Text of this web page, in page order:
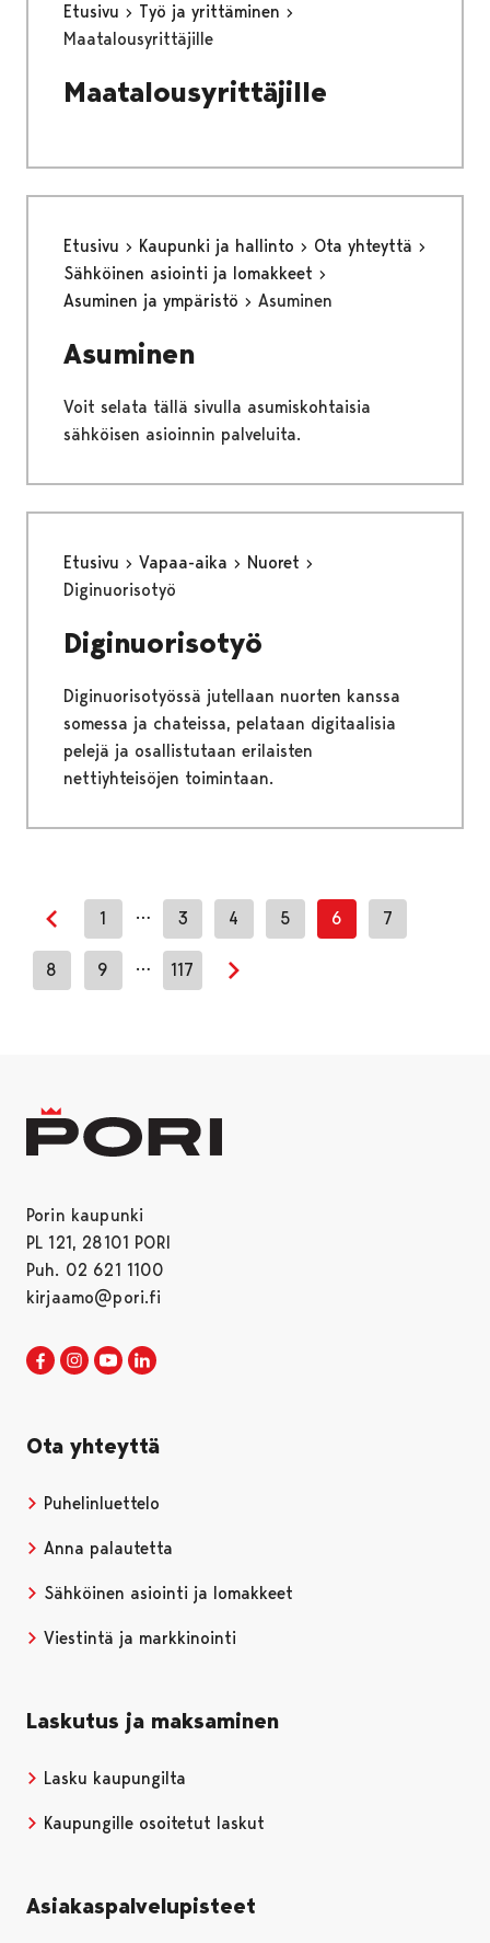
Etusivu
Työ ja yrittäminen
Maatalousyrittäjille
Maatalousyrittäjille
Etusivu Kaupunki ja hallinto
Ota yhteyttä
Sähköinen asiointi ja lomakkeet
Asuminen ja ympäristö
Asuminen
Asuminen
Voit selata tällä sivulla asumiskohtaisia
sähköisen asioinnin palveluita.
Etusivu Vapaa-aika
Nuoret
Diginuorisotyö
Diginuorisotyö
Diginuorisotyössä jutellaan nuorten kanssa
somessa ja chateissa, pelataan digitaalisia
pelejä ja osallistutaan erilaisten
nettiyhteisöjen toimintaan.
Edellinen sivu
1 … 3 4 5 6 7
8 9 … 117
Seuraava sivu
Porin kaupunki
PL 121, 28101 PORI
Puh. 02 621 1100
kirjaamo@pori.fi
Porin kaupunki Facebookissa
Avautuu uudessa välilehdessä
Porin kaupunki Instagramissa
Avautuu uudessa välilehdessä
Porin kaupunki Youtubessa
Avautuu uudessa välilehdessä
Ota yhteyttä
Puhelinluettelo
Anna palautetta
Sähköinen asiointi ja lomakkeet
Viestintä ja markkinointi
Laskutus ja maksaminen
Lasku kaupungilta
Kaupungille osoitetut laskut
Asiakaspalvelupisteet